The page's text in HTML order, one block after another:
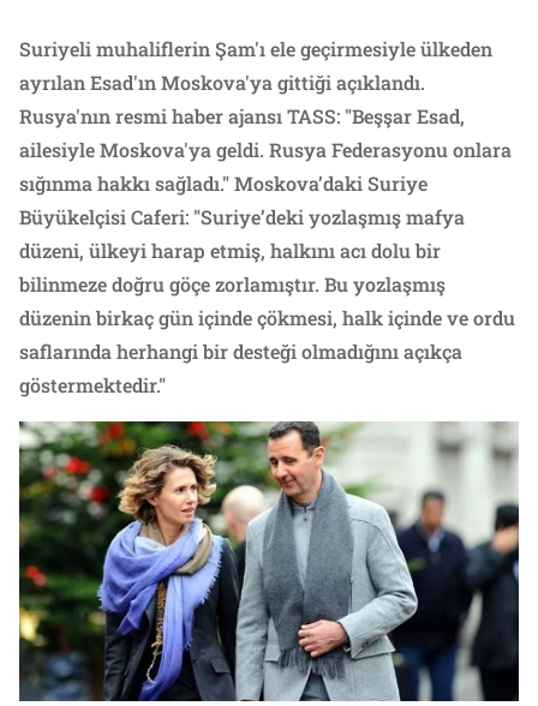
Suriyeli muhaliflerin Şam'ı ele geçirmesiyle ülkeden
ayrılan Esad'ın Moskova'ya gittiği açıklandı.
Rusya'nın resmi haber ajansı TASS: "Beşşar Esad,
ailesiyle Moskova'ya geldi. Rusya Federasyonu onlara
sığınma hakkı sağladı." Moskova’daki Suriye
Büyükelçisi Caferi: "Suriye’deki yozlaşmış mafya
düzeni, ülkeyi harap etmiş, halkını acı dolu bir
bilinmeze doğru göçe zorlamıştır. Bu yozlaşmış
düzenin birkaç gün içinde çökmesi, halk içinde ve ordu
saflarında herhangi bir desteği olmadığını açıkça
göstermektedir."